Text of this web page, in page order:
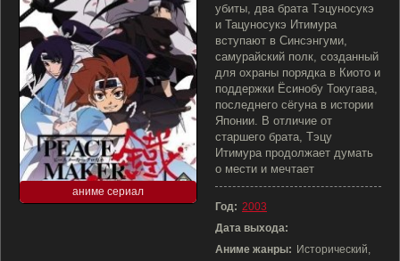
аниме сериал
убиты, два брата Тэцуносукэ
и Тацуносукэ Итимура
вступают в Синсэнгуми,
самурайский полк, созданный
для охраны порядка в Киото и
поддержки Ёсинобу Токугава,
последнего сёгуна в истории
Японии. В отличие от
старшего брата, Тэцу
Итимура продолжает думать
о мести и мечтает
Год: 2003
Дата выхода:
Аниме жанры: Исторический,